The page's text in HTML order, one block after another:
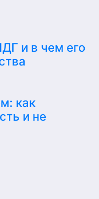
и в чем его
как
и не